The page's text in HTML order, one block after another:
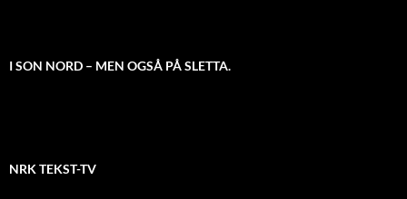
I SON NORD – MEN OGSÅ PÅ SLETTA.
NRK TEKST-TV